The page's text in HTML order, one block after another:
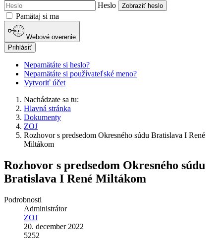
Heslo
Zobraziť heslo
Pamätaj si ma
Webové overenie
Prihlásiť
Nepamätáte si heslo?
Nepamätáte si používateľské meno?
Vytvoriť účet
Nachádzate sa tu:
Hlavná stránka
Dokumenty
ZOJ
Rozhovor s predsedom Okresného súdu Bratislava I René
Miltákom
Rozhovor s predsedom Okresného súdu
Bratislava I René Miltákom
Podrobnosti
Administrátor
ZOJ
20. december 2022
5252